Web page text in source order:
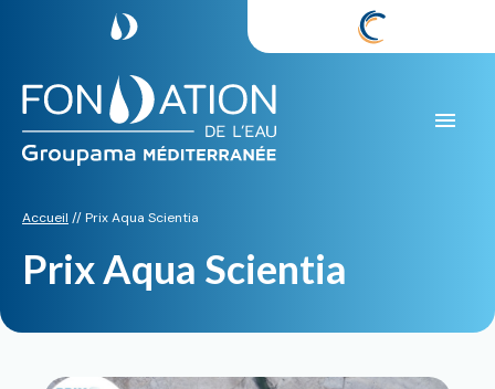
Accueil //Prix Aqua Scientia
Prix Aqua Scientia